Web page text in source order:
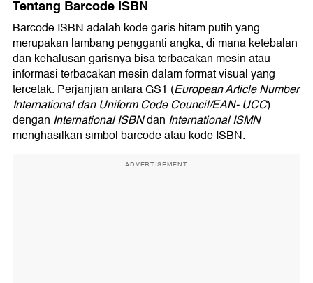
Tentang Barcode ISBN
Barcode ISBN adalah kode garis hitam putih yang
merupakan lambang pengganti angka, di mana ketebalan
dan kehalusan garisnya bisa terbacakan mesin atau
informasi terbacakan mesin dalam format visual yang
tercetak. Perjanjian antara GS1 (European Article Number
International dan Uniform Code Council/EAN- UCC)
dengan International ISBNdan International ISMN
menghasilkan simbol barcode atau kode ISBN.
ADVERTISEMENT